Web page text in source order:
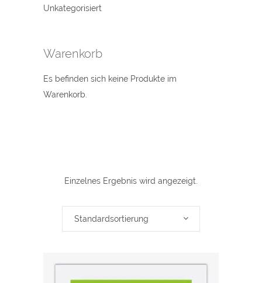
Unkategorisiert
Warenkorb
Es befinden sich keine Produkte im
Warenkorb.
Einzelnes Ergebnis wird angezeigt.
Standardsortierung